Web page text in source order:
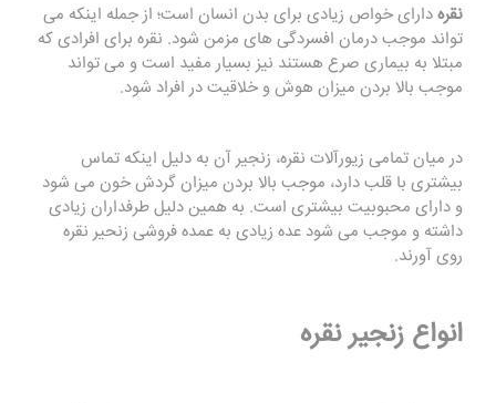
نقرهدارای خواص زیادی برای بدن انسان است؛ از جمله اینکه می
تواند موجب درمان افسردگی های مزمن شود. نقره برای افرادی که
مبتلا به بیماری صرع هستند نیز بسیار مفید است و می تواند
موجب بالا بردن میزان هوش و خلاقیت در افراد شود.
در میان تمامی زیورآلات نقره، زنجیر آن به دلیل اینکه تماس
بیشتری با قلب دارد، موجب بالا بردن میزان گردش خون می شود
و دارای محبوبیت بیشتری است. به همین دلیل طرفداران زیادی
داشته و موجب می شود عده زیادی به عمده فروشی زنحیر نقره
روی آورند.
انواع زنجیر نقره